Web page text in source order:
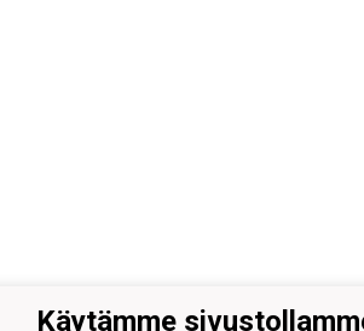
Käytämme